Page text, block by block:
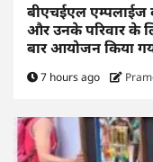
बीएचईएल एम्पलाईज
और उनके परिवार के
बार आयोजन किया
7 hours ago